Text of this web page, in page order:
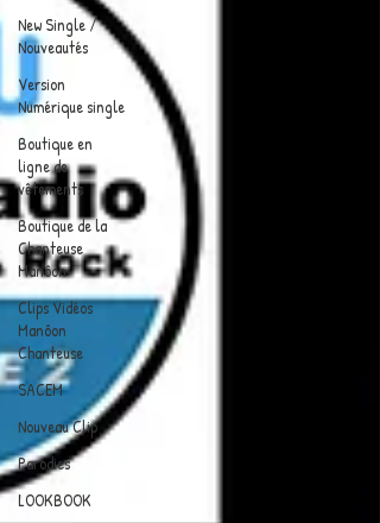
New Single /
Nouveautés
Version
Numérique single
Boutique en
ligne de
vêtements
Boutique de la
Chanteuse
Manôon
Clips Vidéos
Manôon
Chanteuse
SACEM
Nouveau Clip
Parodies
LOOKBOOK